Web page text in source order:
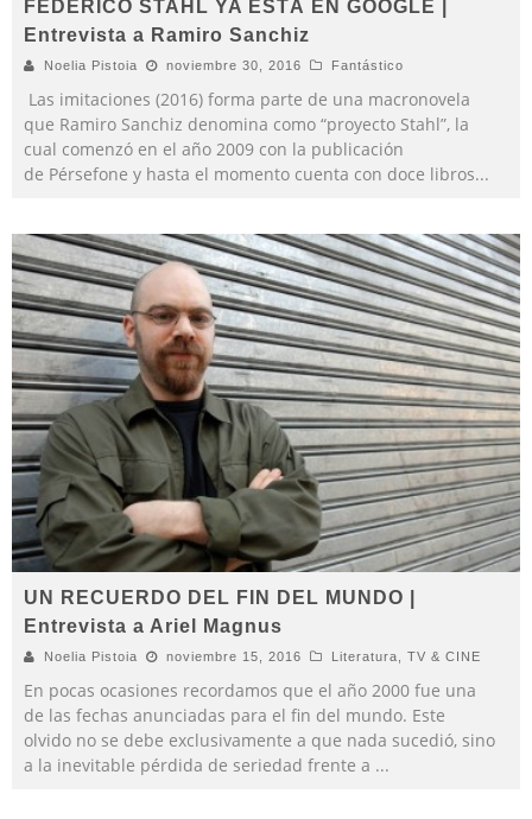
FEDERICO STAHL YA ESTÁ EN GOOGLE |
Entrevista a Ramiro Sanchiz
Noelia Pistoia noviembre 30, 2016 Fantástico
Las imitaciones (2016) forma parte de una macronovela
que Ramiro Sanchiz denomina como “proyecto Stahl”, la
cual comenzó en el año 2009 con la publicación
de Pérsefone y hasta el momento cuenta con doce libros...
UN RECUERDO DEL FIN DEL MUNDO |
Entrevista a Ariel Magnus
Noelia Pistoia noviembre 15, 2016 Literatura TV & CINE
En pocas ocasiones recordamos que el año 2000 fue una
de las fechas anunciadas para el fin del mundo. Este
olvido no se debe exclusivamente a que nada sucedió, sino
a la inevitable pérdida de seriedad frente a ...